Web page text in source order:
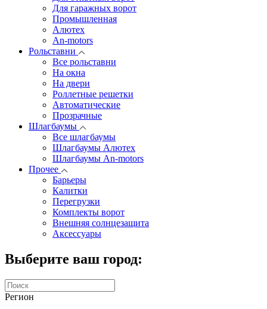
Для гаражных ворот
Промышленная
Алютех
An-motors
Рольставни
Все рольставни
На окна
На двери
Роллетные решетки
Автоматические
Прозрачные
Шлагбаумы
Все шлагбаумы
Шлагбаумы Алютех
Шлагбаумы An-motors
Прочее
Барьеры
Калитки
Перегрузки
Комплекты ворот
Внешняя солнцезащита
Аксессуары
Выберите ваш город:
Регион